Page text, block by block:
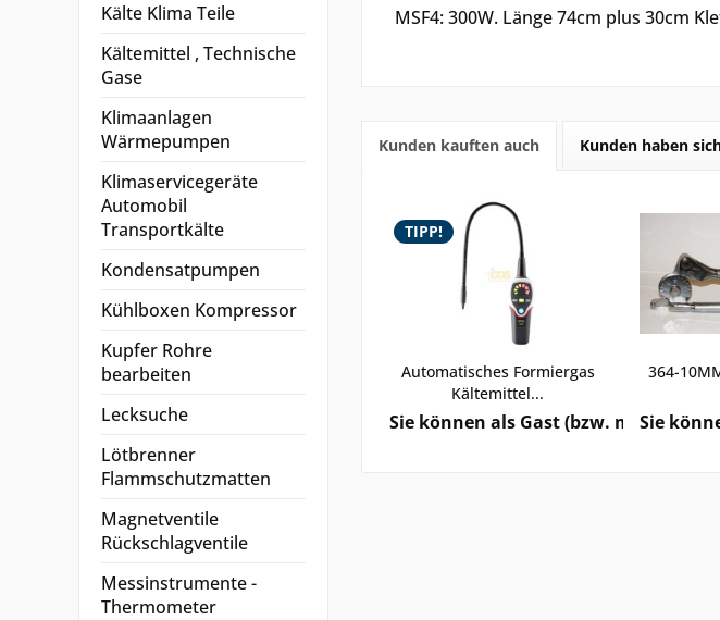
Kälte Klima Teile
Kältemittel , Technische
Gase
Klimaanlagen
Wärmepumpen
Klimaservicegeräte
Automobil
Transportkälte
Kondensatpumpen
Kühlboxen Kompressor
Kupfer Rohre
bearbeiten
Lecksuche
Lötbrenner
Flammschutzmatten
Magnetventile
Rückschlagventile
Messinstrumente -
Thermometer
MSF4: 300W. Länge 74cm plus 30cm
Kunden kauften auch Kunden haben
TIPP!
Automatisches Formiergas
Kältemittel...
Sie können als Gast (bzw. mit Ihrem
364-
Sie